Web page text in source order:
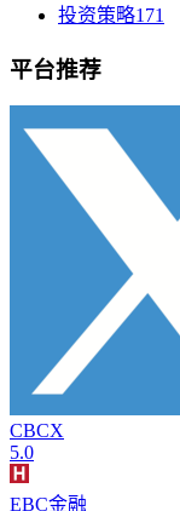
投资策略171
平台推荐
CBCX
5.0
EBC金融